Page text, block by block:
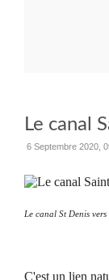
Le canal
6 Septembre 2020,
Le canal St Denis
C'est un lien